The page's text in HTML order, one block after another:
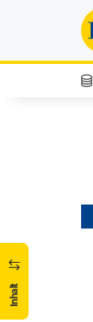
Inhalt